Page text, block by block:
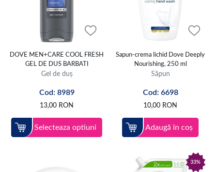
DOVE MEN+CARE COOL FRESH
GEL DE DUS BARBATI
Gel de duș
Cod: 8989
13,00 RON
Selecteaza optiuni
Sapun-crema lichid Dove Deeply
Nourishing, 250 ml
Săpun
Cod: 6698
10,00 RON
Adaugă în coș
33%